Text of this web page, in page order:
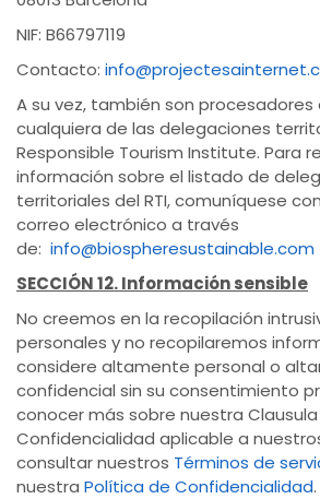
NIF: B66797119
Contacto:
A su vez, también son
cualquiera de las delegaciones
Responsible Tourism Institute. Para
información sobre el listado de
territoriales del RTI, comuníquese
correo electrónico a través
de: info@biospheresustainable.com
SECCIÓN 12. Información sensible
No creemos en la recopilación
personales y no recopilaremos
considere altamente personal o
confidencial sin su consentimiento
conocer más sobre nuestra
Confidencialidad aplicable a
consultar nuestros Términos de
nuestra Política de Confidencialidad.